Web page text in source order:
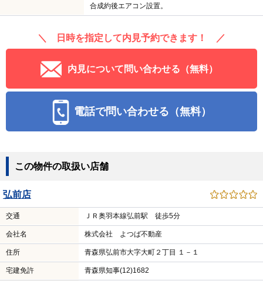
合成約後エアコン設置。
＼ 日時を指定して内見予約できます！ ／
内見について問い合わせる（無料）
電話で問い合わせる（無料）
この物件の取扱い店舗
弘前店
交通 ＪＲ奥羽本線弘前駅 徒歩5分
会社名 株式会社 よつば不動産
住所 青森県弘前市大字大町２丁目 １－１
宅建免許 青森県知事(12)1682